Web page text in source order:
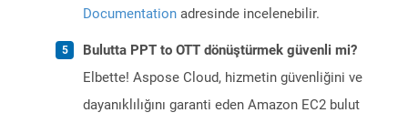
Documentation adresinde incelenebilir.
Bulutta PPT to OTT dönüştürmek güvenli mi?
Elbette! Aspose Cloud, hizmetin güvenliğini ve
dayanıklılığını garanti eden Amazon EC2 bulut